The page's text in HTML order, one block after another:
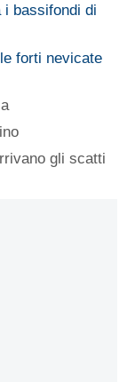
i bassifondi di
forti nevicate
gli scatti